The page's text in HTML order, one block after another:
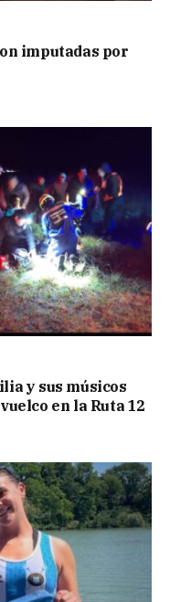
imputadas por
y sus músicos
en la Ruta 12